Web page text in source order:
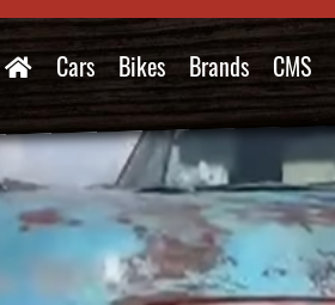
Cars Bikes Brands CMS